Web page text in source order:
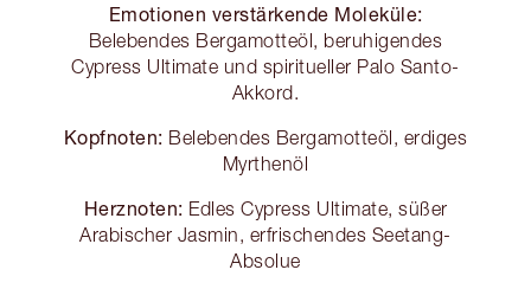
Emotionen verstärkende Moleküle:
Belebendes Bergamotteöl, beruhigendes
Cypress Ultimate und spiritueller Palo Santo-
Akkord.
Kopfnoten: Belebendes Bergamotteöl, erdiges
Myrthenöl
Herznoten: Edles Cypress Ultimate, süßer
Arabischer Jasmin, erfrischendes Seetang-
Absolue